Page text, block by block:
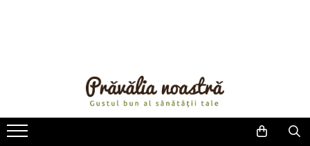
ULEIURI ȘI UNTURI
MĂSLINE